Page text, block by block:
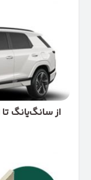
ورود
دوباره
به
ایران